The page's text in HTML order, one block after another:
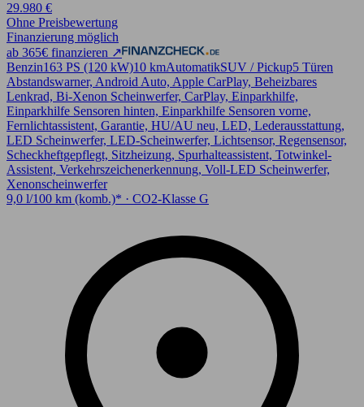
29.980 €
Ohne Preisbewertung
Finanzierung möglich
ab 365€ finanzieren ↗
Benzin163 PS (120 kW)10 kmAutomatikSUV / Pickup5 Türen
Abstandswarner, Android Auto, Apple CarPlay, Beheizbares
Lenkrad, Bi-Xenon Scheinwerfer, CarPlay, Einparkhilfe,
Einparkhilfe Sensoren hinten, Einparkhilfe Sensoren vorne,
Fernlichtassistent, Garantie, HU/AU neu, LED, Lederausstattung,
LED Scheinwerfer, LED-Scheinwerfer, Lichtsensor, Regensensor,
Scheckheftgepflegt, Sitzheizung, Spurhalteassistent, Totwinkel-
Assistent, Verkehrszeichenerkennung, Voll-LED Scheinwerfer,
Xenonscheinwerfer
9,0 l/100 km (komb.)* · CO2-Klasse G